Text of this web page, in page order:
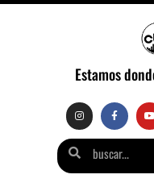
Estamos